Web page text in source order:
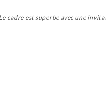
est superbe avec une